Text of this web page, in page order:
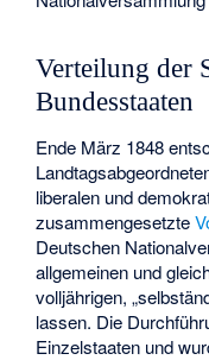
Verteilung der
Bundesstaaten
Ende März 1848
liberalen und
zusammengesetzte
Deutschen
allgemeinen und
volljährigen,
lassen. Die
Einzelstaaten und